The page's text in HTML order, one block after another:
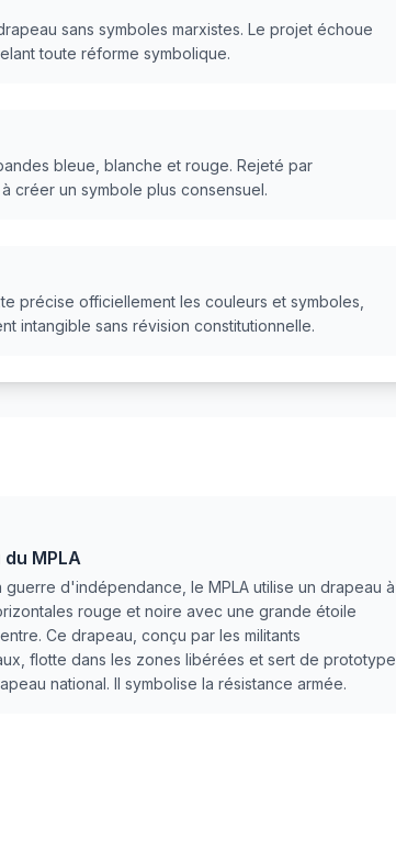
sans symboles marxistes. Le projet échoue
toute réforme symbolique.
bleue, blanche et rouge. Rejeté par
créer un symbole plus consensuel.
précise officiellement les couleurs et symboles,
intangible sans révision constitutionnelle.
MPLA
guerre d'indépendance, le MPLA utilise un drapeau à
rouge et noire avec une grande étoile
Ce drapeau, conçu par les militants
flotte dans les zones libérées et sert de prototype
national. Il symbolise la résistance armée.